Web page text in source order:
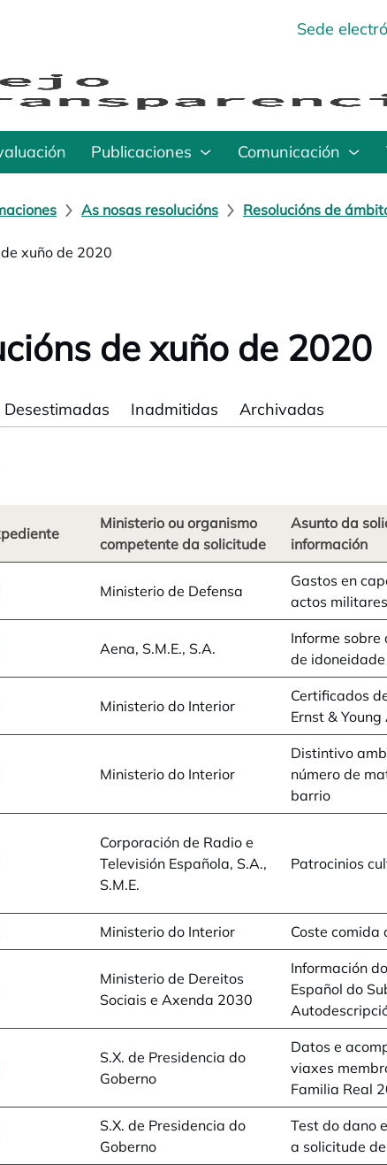
Sede
Publicaciones Comunicación
As nosas resolucións Resolucións de
xuño de 2020
de xuño de 2020
Desestimadas Inadmitidas Archivadas
Ministerio ou organismo
competente da solicitude
Asunto da
información
opens in a new tabMinisterio de Defensa
Gastos en
actos militares
opens in a new tabAena, S.M.E., S.A.
Informe
de idoneidade
opens in a new tabMinisterio do Interior
Certificados
Ernst &
opens in a new tabMinisterio do Interior
Distintivo
número de
barrio
opens in a new tab
Corporación de Radio e
Televisión Española, S.A.,
S.M.E.
Patrocinios
opens in a new tabMinisterio do Interior Coste comida
opens in a new tab
Ministerio de Dereitos
Sociais e Axenda 2030
Información
Español do
opens in a new tab
S.X. de Presidencia do
Goberno
Datos e
viaxes
Familia Real
opens in a new tab
S.X. de Presidencia do
Goberno
Test do dano
a solicitude